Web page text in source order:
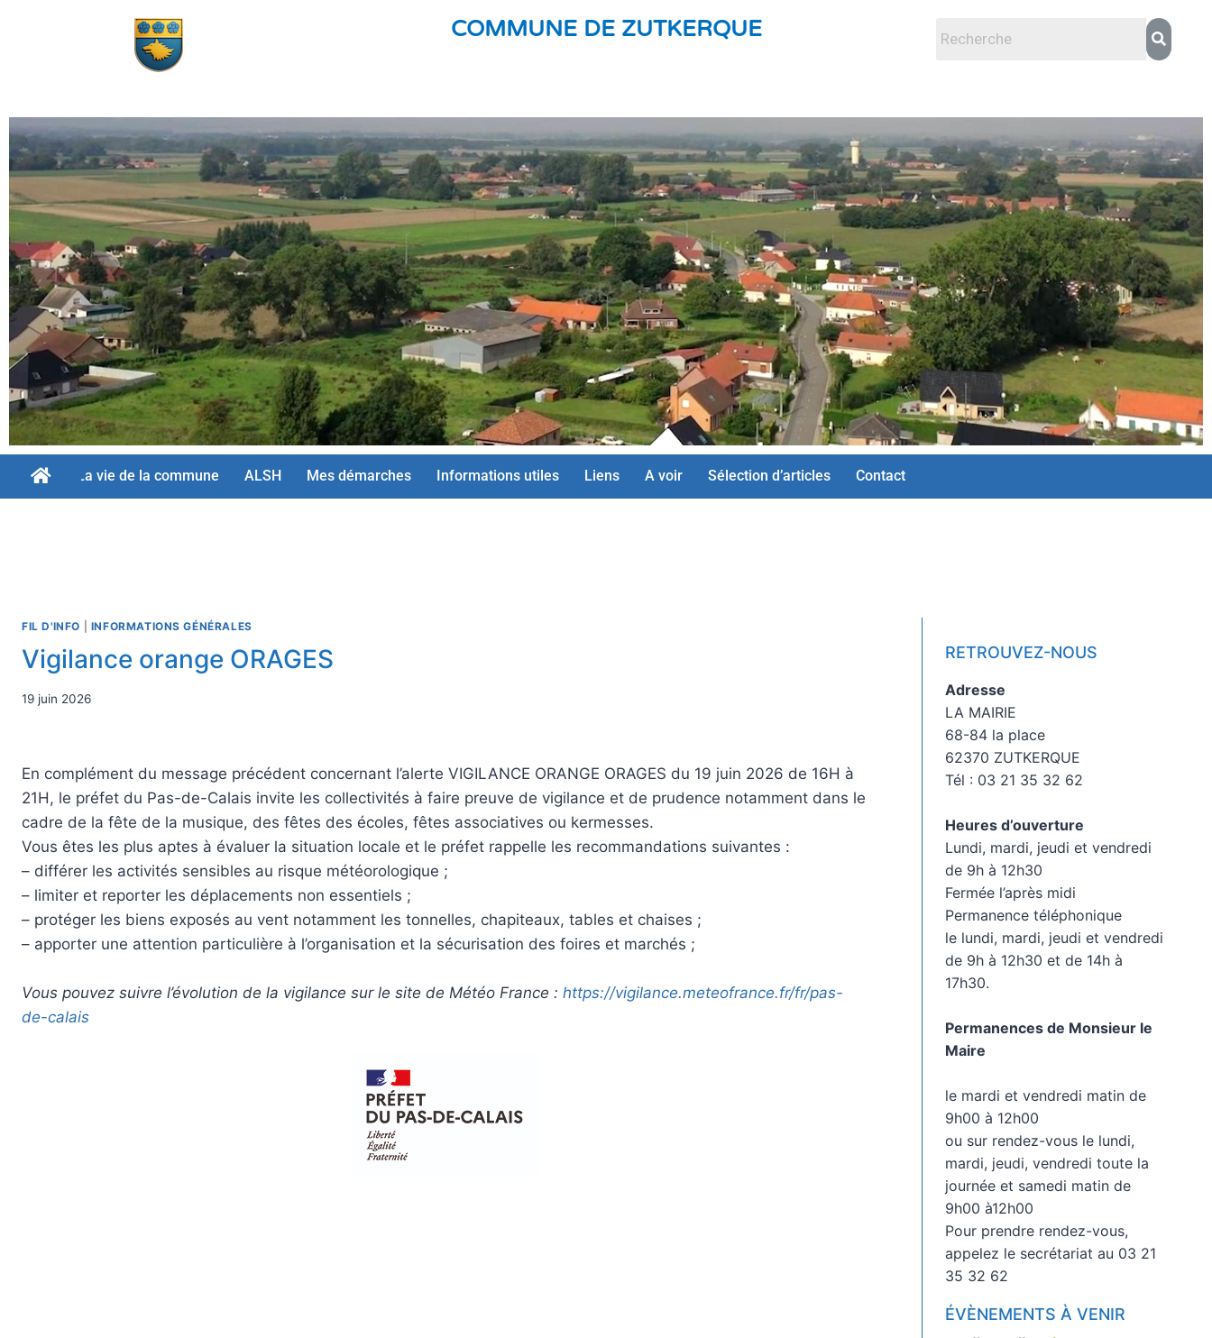
COMMUNE DE ZUTKERQUE
La vie de la commune ALSH Mes démarches Informations utiles Liens A voir Sélection d’articles Contact
FIL D'INFO INFORMATIONS GÉNÉRALES
Vigilance orange ORAGES
19 juin 2026
En complément du message précédent concernant l’alerte VIGILANCE ORANGE ORAGES du 19 juin 2026 de 16H à
21H, le préfet du Pas-de-Calais invite les collectivités à faire preuve de vigilance et de prudence notamment dans le
cadre de la fête de la musique, des fêtes des écoles, fêtes associatives ou kermesses.
Vous êtes les plus aptes à évaluer la situation locale et le préfet rappelle les recommandations suivantes :
– différer les activités sensibles au risque météorologique ;
– limiter et reporter les déplacements non essentiels ;
– protéger les biens exposés au vent notamment les tonnelles, chapiteaux, tables et chaises ;
– apporter une attention particulière à l’organisation et la sécurisation des foires et marchés ;
Vous pouvez suivre l’évolution de la vigilance sur le site de Météo France : https://vigilance.meteofrance.fr/fr/pas-
de-calais
RETROUVEZ-NOUS
Adresse
LA MAIRIE
68-84 la place
62370 ZUTKERQUE
Tél : 03 21 35 32 62
Heures d’ouverture
Lundi, mardi, jeudi et vendredi
de 9h à 12h30
Fermée l’après midi
Permanence téléphonique
le lundi, mardi, jeudi et vendredi
de 9h à 12h30 et de 14h à
17h30.
Permanences de Monsieur le
Maire
le mardi et vendredi matin de
9h00 à 12h00
ou sur rendez-vous le lundi,
mardi, jeudi, vendredi toute la
journée et samedi matin de
9h00 à12h00
Pour prendre rendez-vous,
appelez le secrétariat au 03 21
35 32 62
ÉVÈNEMENTS À VENIR